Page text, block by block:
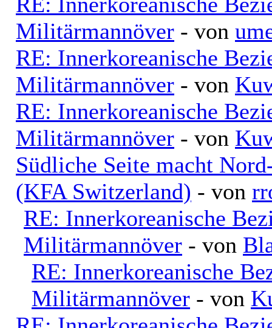
Militärmannöver - von
RE: Innerkoreanische
Militärmannöver - von
RE: Innerkoreanische
Militärmannöver - von
Südliche Seite macht
(KFA Switzerland) - von
RE: Innerkoreanische
Militärmannöver - von
RE: Innerkoreanische
Militärmannöver - von